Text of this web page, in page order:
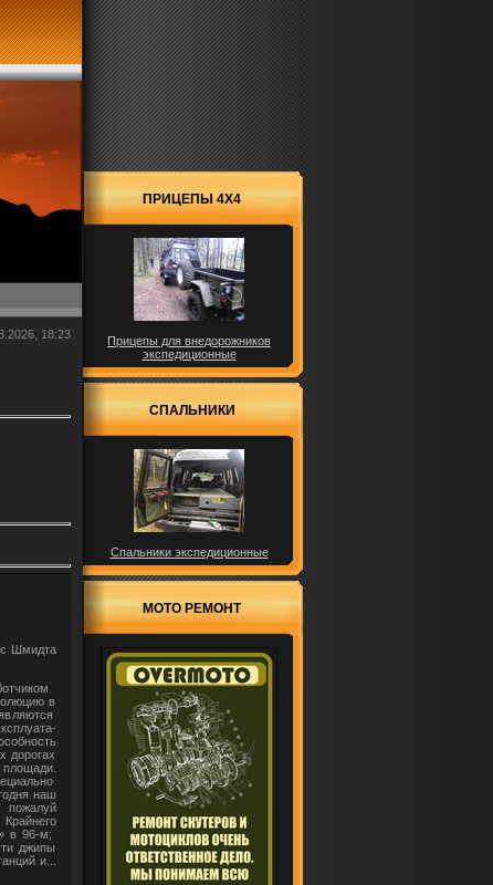
18:23
Шмидта
в
наш
пожалуй
в 96-м;
джипы
и...
ПРИЦЕПЫ 4X4
Прицепы для внедорожников
экспедиционные
СПАЛЬНИКИ
Спальники экспедиционные
МОТО РЕМОНТ